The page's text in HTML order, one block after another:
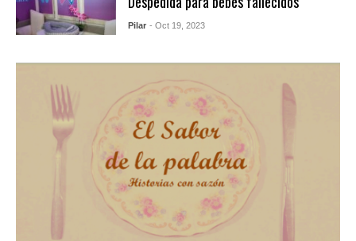
Pilar - Oct 19, 2023